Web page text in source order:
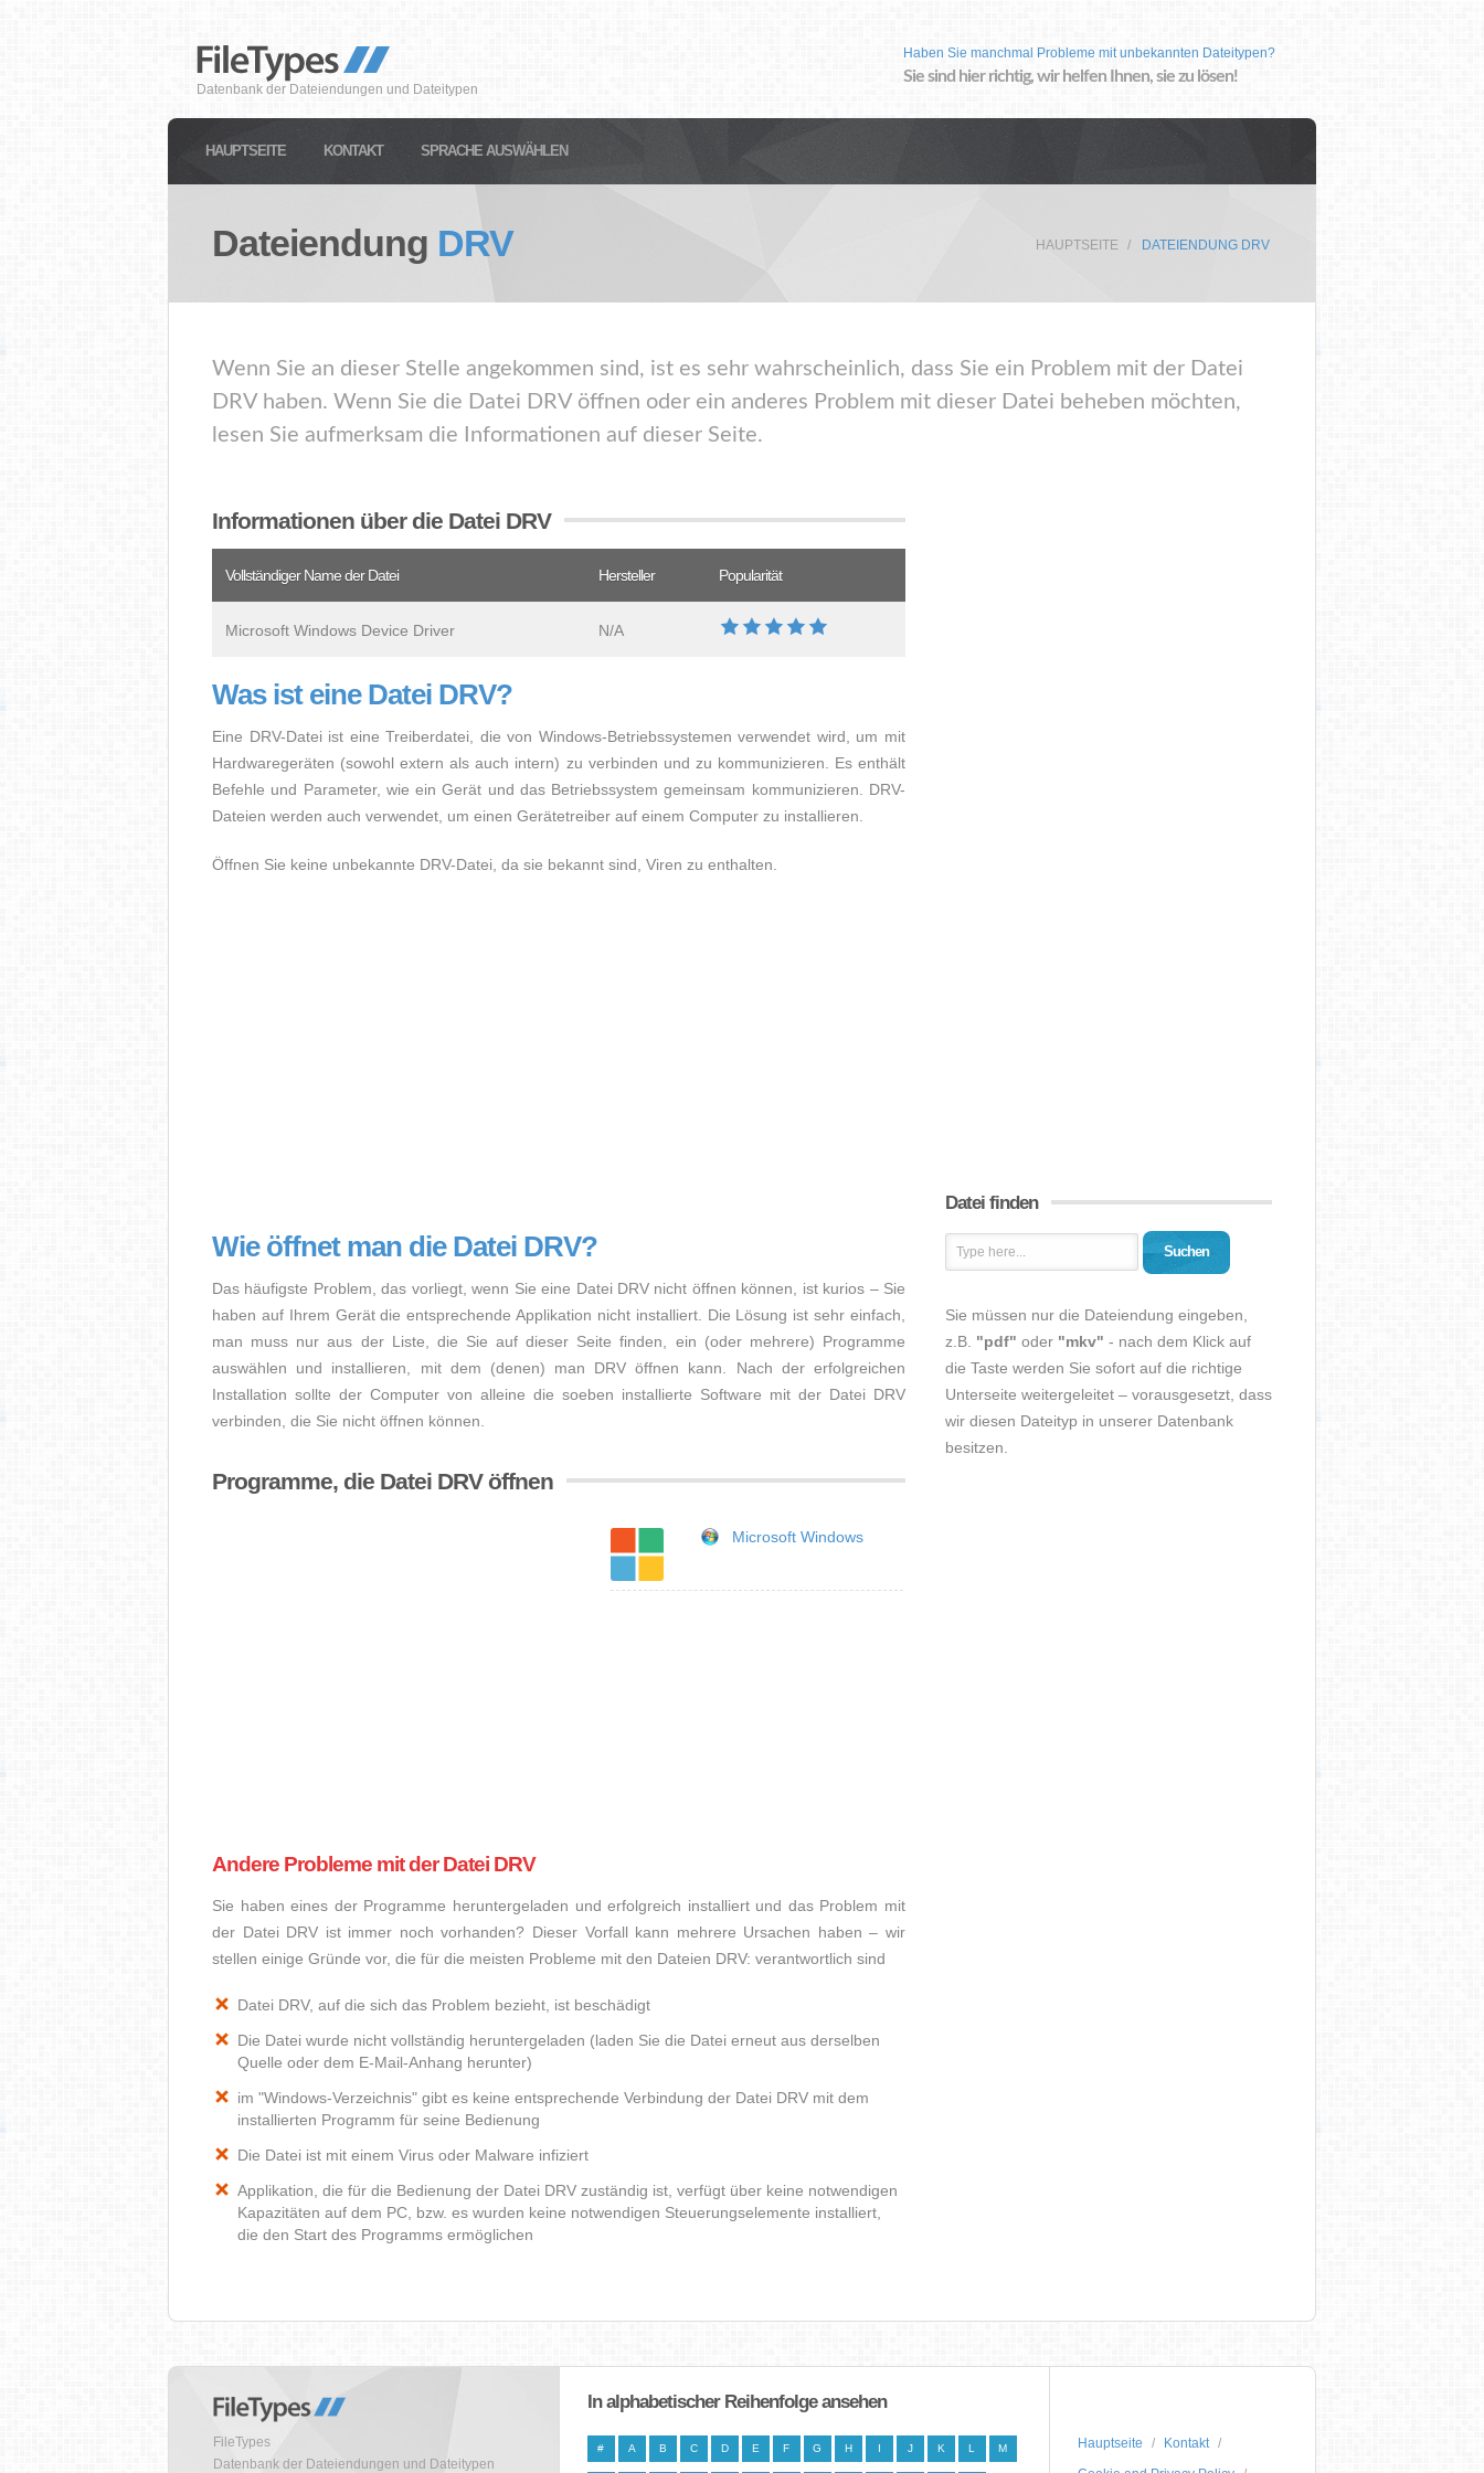
Datenbank der Dateiendungen und Dateitypen
Haben Sie manchmal Probleme mit unbekannten Dateitypen?
Sie sind hier richtig, wir helfen Ihnen, sie zu lösen!
HAUPTSEITE KONTAKT SPRACHE AUSWÄHLEN
Dateiendung DRV HAUPTSEITE DATEIENDUNG DRV
Wenn Sie an dieser Stelle angekommen sind, ist es sehr wahrscheinlich, dass Sie ein Problem mit der Datei
DRV haben. Wenn Sie die Datei DRV öffnen oder ein anderes Problem mit dieser Datei beheben möchten,
lesen Sie aufmerksam die Informationen auf dieser Seite.
Informationen über die Datei DRV
Vollständiger Name der Datei Hersteller Popularität
Microsoft Windows Device Driver N/A
Was ist eine Datei DRV?
Eine DRV-Datei ist eine Treiberdatei, die von Windows-Betriebssystemen verwendet wird, um mit
Hardwaregeräten (sowohl extern als auch intern) zu verbinden und zu kommunizieren. Es enthält
Befehle und Parameter, wie ein Gerät und das Betriebssystem gemeinsam kommunizieren. DRV-
Dateien werden auch verwendet, um einen Gerätetreiber auf einem Computer zu installieren.
Öffnen Sie keine unbekannte DRV-Datei, da sie bekannt sind, Viren zu enthalten.
Wie öffnet man die Datei DRV?
Das häufigste Problem, das vorliegt, wenn Sie eine Datei DRV nicht öffnen können, ist kurios – Sie
haben auf Ihrem Gerät die entsprechende Applikation nicht installiert. Die Lösung ist sehr einfach,
man muss nur aus der Liste, die Sie auf dieser Seite finden, ein (oder mehrere) Programme
auswählen und installieren, mit dem (denen) man DRV öffnen kann. Nach der erfolgreichen
Installation sollte der Computer von alleine die soeben installierte Software mit der Datei DRV
verbinden, die Sie nicht öffnen können.
Programme, die Datei DRV öffnen
Microsoft Windows
Andere Probleme mit der Datei DRV
Sie haben eines der Programme heruntergeladen und erfolgreich installiert und das Problem mit
der Datei DRV ist immer noch vorhanden? Dieser Vorfall kann mehrere Ursachen haben – wir
stellen einige Gründe vor, die für die meisten Probleme mit den Dateien DRV: verantwortlich sind
Datei DRV, auf die sich das Problem bezieht, ist beschädigt
Die Datei wurde nicht vollständig heruntergeladen (laden Sie die Datei erneut aus derselben
Quelle oder dem E-Mail-Anhang herunter)
im "Windows-Verzeichnis" gibt es keine entsprechende Verbindung der Datei DRV mit dem
installierten Programm für seine Bedienung
Die Datei ist mit einem Virus oder Malware infiziert
Applikation, die für die Bedienung der Datei DRV zuständig ist, verfügt über keine notwendigen
Kapazitäten auf dem PC, bzw. es wurden keine notwendigen Steuerungselemente installiert,
die den Start des Programms ermöglichen
Datei finden
Suchen
Sie müssen nur die Dateiendung eingeben,
z.B. "pdf" oder "mkv" - nach dem Klick auf
die Taste werden Sie sofort auf die richtige
Unterseite weitergeleitet – vorausgesetzt, dass
wir diesen Dateityp in unserer Datenbank
besitzen.
FileTypes
Datenbank der Dateiendungen und Dateitypen
In alphabetischer Reihenfolge ansehen
# A B C D E F G H I J K L M Hauptseite
Kontakt